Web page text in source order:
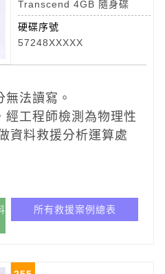
Transcend 4GB 隨身碟
硬碟序號
57248XXXXX
法讀寫。
工程師檢測為物理性
資料救援分析運算處
所有救援案例總表